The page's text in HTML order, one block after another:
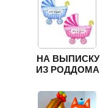
НА ВЫПИСКУ
ИЗ РОДДОМА